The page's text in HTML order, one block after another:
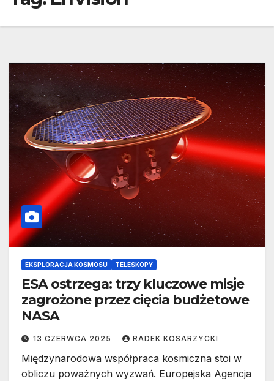
EKSPLORACJA KOSMOSU TELESKOPY
ESA ostrzega: trzy kluczowe misje
zagrożone przez cięcia budżetowe
NASA
13 CZERWCA 2025 RADEK KOSARZYCKI
Międzynarodowa współpraca kosmiczna stoi w
obliczu poważnych wyzwań. Europejska Agencja